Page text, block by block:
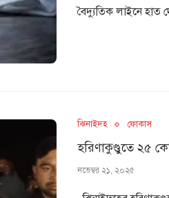
বৈদ্যুতিক লাইনে হাত
ঝিনাইদহ ফোকাস
হরিণাকুণ্ডুতে ২৫
নভেম্বর ২১, ২০২৫